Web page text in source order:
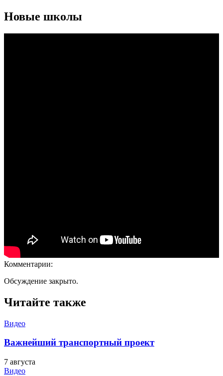
Новые школы
Комментарии:
Обсуждение закрыто.
Читайте также
Видео
Важнейший транспортный проект
7 августа
Видео